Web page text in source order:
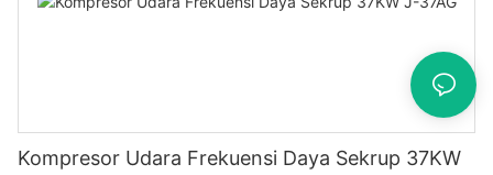
Kompresor Udara Frekuensi Daya Sekrup 37KW